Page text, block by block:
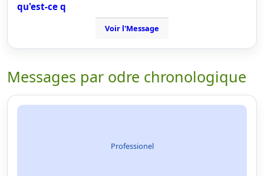
qu'est-ce q
Voir l'Message
Messages par odre chronologique
Professionel